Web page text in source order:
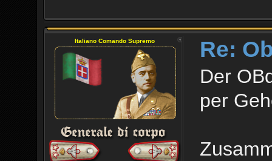
Italiano Comando Supremo Re:
Der
per